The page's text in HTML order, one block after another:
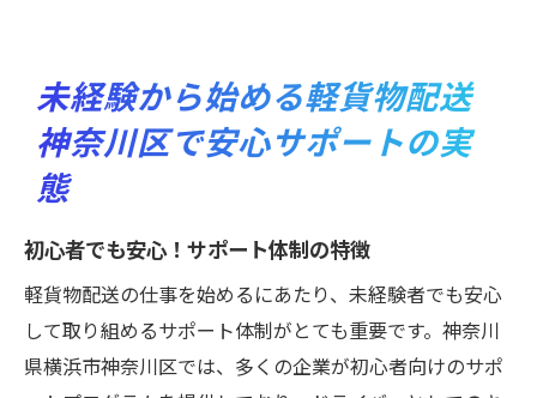
未経験者が直面する課題とその解決策
軽貨物配送を始めるためのステップバイス
横浜市神奈川区で未経験者を支える軽貨物配送
のサポート体制
地域特有のサポートサービスを探る
未経験者向けの教育システムとその効果
未経験から始める軽貨物配送
神奈川区で安心サポートの実
態
初心者でも安心！サポート体制の特徴
軽貨物配送の仕事を始めるにあたり、未経験者でも安心
して取り組めるサポート体制がとても重要です。神奈川
県横浜市神奈川区では、多くの企業が初心者向けのサポ